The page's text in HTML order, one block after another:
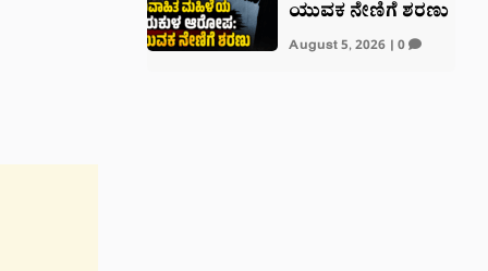
ಯುವಕ ನೇಣಿಗೆ ಶರಣು
August 5, 2026| 0